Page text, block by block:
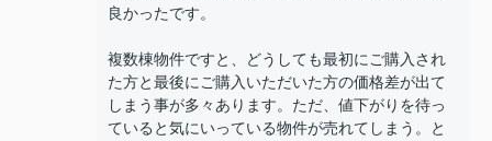
良かったです。
複数棟物件ですと、どうしても最初にご購入され
た方と最後にご購入いただいた方の価格差が出て
しまう事が多々あります。ただ、値下がりを待っ
ていると気にいっている物件が売れてしまう。と